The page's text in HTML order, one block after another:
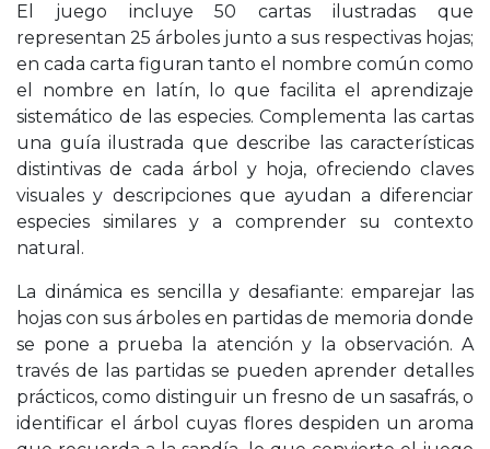
El juego incluye 50 cartas ilustradas que
representan 25 árboles junto a sus respectivas hojas;
en cada carta figuran tanto el nombre común como
el nombre en latín, lo que facilita el aprendizaje
sistemático de las especies. Complementa las cartas
una guía ilustrada que describe las características
distintivas de cada árbol y hoja, ofreciendo claves
visuales y descripciones que ayudan a diferenciar
especies similares y a comprender su contexto
natural.
La dinámica es sencilla y desafiante: emparejar las
hojas con sus árboles en partidas de memoria donde
se pone a prueba la atención y la observación. A
través de las partidas se pueden aprender detalles
prácticos, como distinguir un fresno de un sasafrás, o
identificar el árbol cuyas flores despiden un aroma